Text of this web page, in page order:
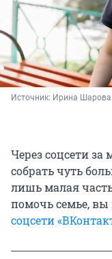
Источник: Ирина Шарова
Через соцсети
собрать чуть
лишь малая
помочь семье,
соцсети